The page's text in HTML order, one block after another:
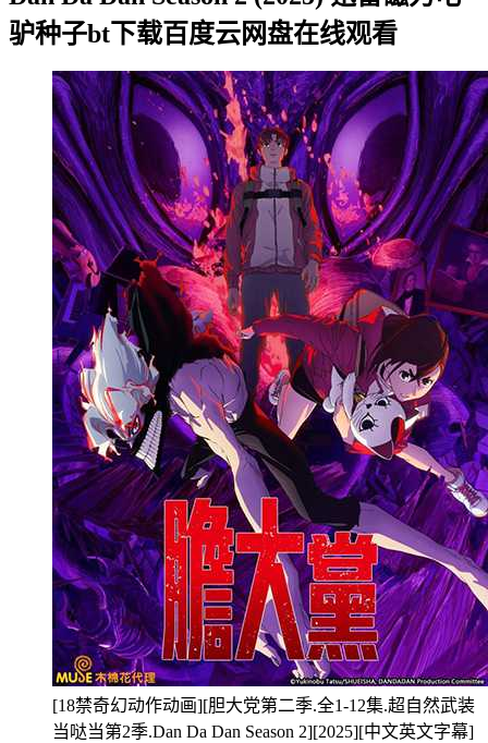
驴种子bt下载百度云网盘在线观看
[18禁奇幻动作动画][胆大党第二季.全1-12集.超自然武装
当哒当第2季.Dan Da Dan Season 2][2025][中文英文字幕]